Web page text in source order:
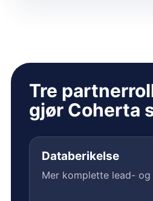
Tre
gjør Coherta
Databerikelse
Mer komplette lead-